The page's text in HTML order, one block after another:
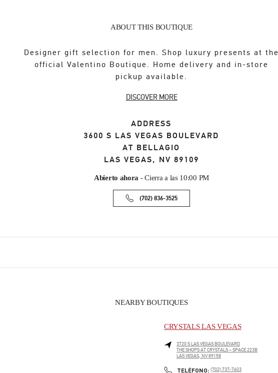
ABOUT THIS BOUTIQUE
Designer gift selection for men. Shop luxury presents at the
official Valentino Boutique. Home delivery and in-store
pickup available.
DISCOVER MORE
ADDRESS
3600 S LAS VEGAS BOULEVARD
AT BELLAGIO
LAS VEGAS, NV 89109
Abierto ahora - Cierra a las 10:00 PM
(702) 836-3525
NEARBY BOUTIQUES
CRYSTALS LAS VEGAS
3720 S LAS VEGAS BOULEVARD
THE SHOPS AT CRYSTALS – SPACE 223B
LAS VEGAS, NV89158
TELÉFONO: PHONE
(702) 737-7603